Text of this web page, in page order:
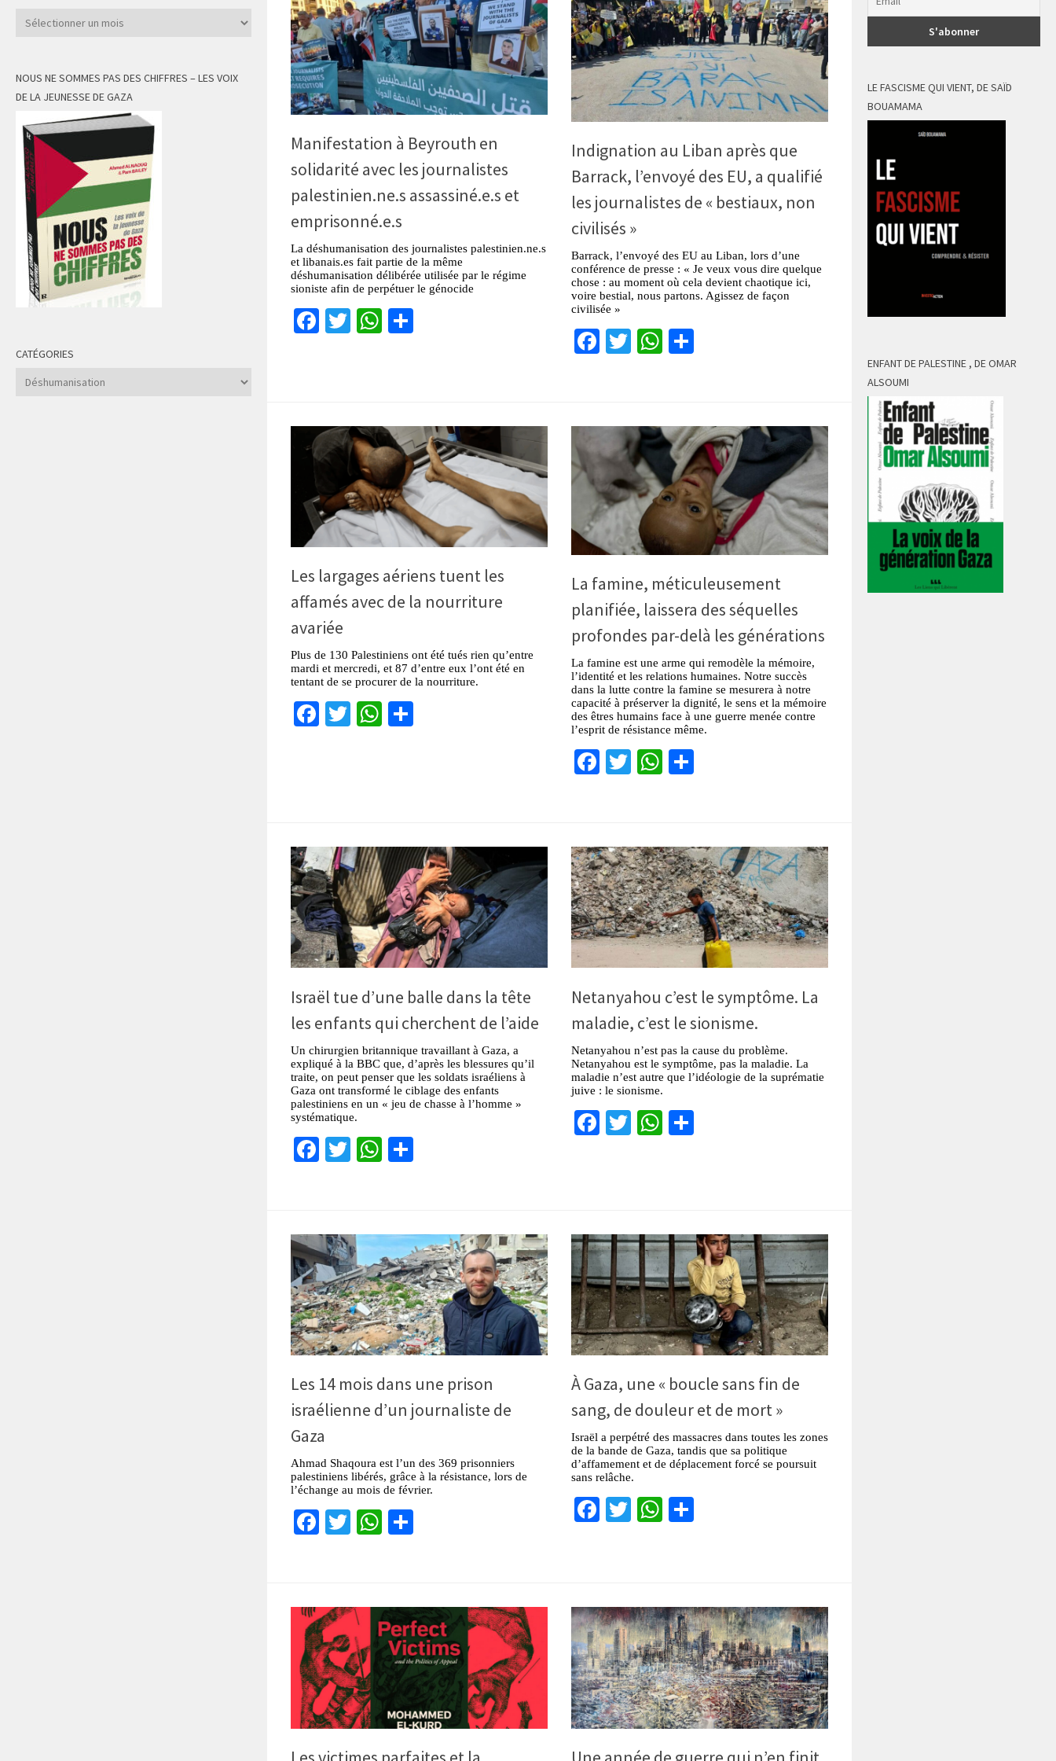
Manifestation à Beyrouth en
solidarité avec les journalistes
palestinien.ne.s assassiné.e.s et
emprisonné.e.s
La déshumanisation des journalistes palestinien.ne.s
et libanais.es fait partie de la même
déshumanisation délibérée utilisée par le régime
sioniste afin de perpétuer le génocide
Facebook
TwitterWhatsApp
Indignation au Liban après que
Barrack, l’envoyé des EU, a qualifié
les journalistes de « bestiaux, non
civilisés »
Barrack, l’envoyé des EU au Liban, lors d’une
conférence de presse : « Je veux vous dire quelque
chose : au moment où cela devient chaotique ici,
voire bestial, nous partons. Agissez de façon
civilisée »
Facebook
TwitterWhatsApp
Les largages aériens tuent les
affamés avec de la nourriture
avariée
Plus de 130 Palestiniens ont été tués rien qu’entre
mardi et mercredi, et 87 d’entre eux l’ont été en
tentant de se procurer de la nourriture.
Facebook
TwitterWhatsApp
La famine, méticuleusement
planifiée, laissera des séquelles
profondes par-delà les générations
La famine est une arme qui remodèle la mémoire,
l’identité et les relations humaines. Notre succès
dans la lutte contre la famine se mesurera à notre
capacité à préserver la dignité, le sens et la mémoire
des êtres humains face à une guerre menée contre
l’esprit de résistance même.
Facebook
TwitterWhatsApp
Israël tue d’une balle dans la tête
les enfants qui cherchent de l’aide
Un chirurgien britannique travaillant à Gaza, a
expliqué à la BBC que, d’après les blessures qu’il
traite, on peut penser que les soldats israéliens à
Gaza ont transformé le ciblage des enfants
palestiniens en un « jeu de chasse à l’homme »
systématique.
Facebook
TwitterWhatsApp
Netanyahou c’est le symptôme. La
maladie, c’est le sionisme.
Netanyahou n’est pas la cause du problème.
Netanyahou est le symptôme, pas la maladie. La
maladie n’est autre que l’idéologie de la suprématie
juive : le sionisme.
Facebook
TwitterWhatsApp
Les 14 mois dans une prison
israélienne d’un journaliste de
Gaza
Ahmad Shaqoura est l’un des 369 prisonniers
palestiniens libérés, grâce à la résistance, lors de
l’échange au mois de février.
Facebook
TwitterWhatsApp
À Gaza, une « boucle sans fin de
sang, de douleur et de mort »
Israël a perpétré des massacres dans toutes les zones
de la bande de Gaza, tandis que sa politique
d’affamement et de déplacement forcé se poursuit
sans relâche.
Facebook
TwitterWhatsApp
Archives
NOUS NE SOMMES PAS DES CHIFFRES – LES VOIX
DE LA JEUNESSE DE GAZA
CATÉGORIES
Catégories
LE FASCISME QUI VIENT, DE SAÏD
BOUAMAMA
ENFANT DE PALESTINE , DE OMAR
ALSOUMI